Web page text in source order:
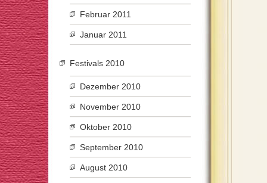
Februar 2011
Januar 2011
Festivals 2010
Dezember 2010
November 2010
Oktober 2010
September 2010
August 2010